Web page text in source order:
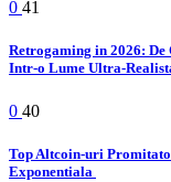
0 41
Retrogaming in 2026:
Intr-o Lume Ultra-
0 40
Top Altcoin-uri
Exponentiala